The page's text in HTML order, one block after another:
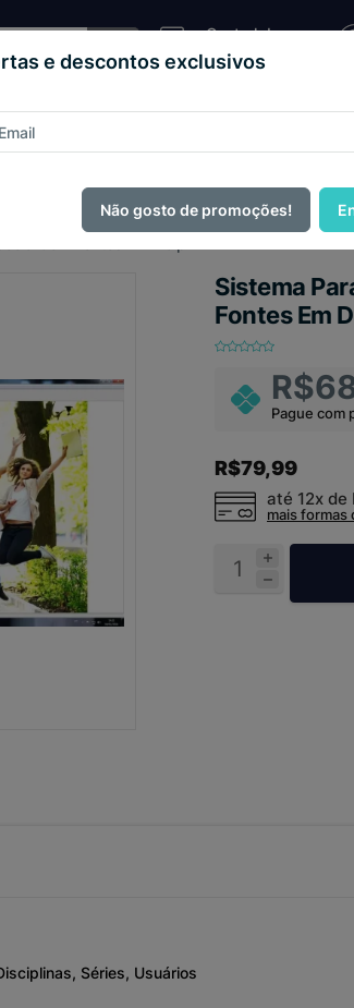
Central de
Atendimento
Script
Loja
PIX e ganhe 14% OFF em todo o site no mês de
Com Fontes Em Delphi
Sistema
Fontes Em
Pague com
R$79,99
até 12x de
mais formas
Séries, Usuários
e descontos exclusivos
Não gosto de promoções!